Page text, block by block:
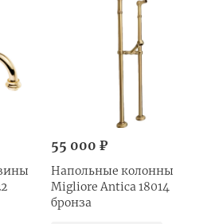
55 000 ₽
Напольные колонны
Migliore Antica 18014
бронза